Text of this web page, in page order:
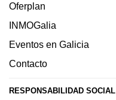
Oferplan
INMOGalia
Eventos en Galicia
Contacto
RESPONSABILIDAD SOCIAL